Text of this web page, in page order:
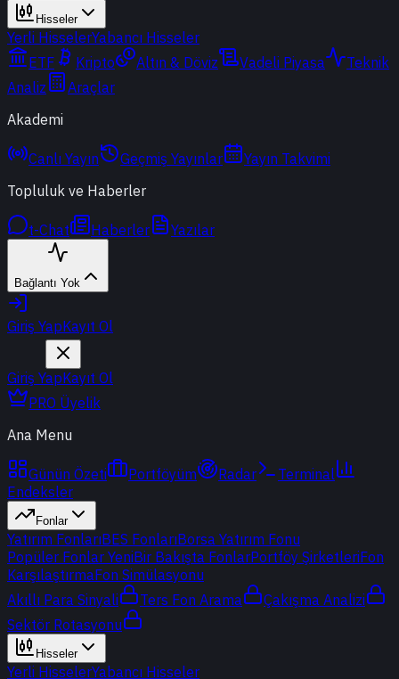
Hisseler
Yerli HisselerYabancı Hisseler
ETF
Kripto Altın & Döviz Vadeli Piyasa
Teknik
Analiz
Araçlar
Akademi
Canlı Yayın Geçmiş Yayınlar
Yayın Takvimi
Topluluk ve Haberler
t-Chat Haberler Yazılar
Bağlantı Yok
Giriş YapKayıt Ol
Giriş YapKayıt Ol
PRO Üyelik
Ana Menu
Günün Özeti Portföyüm Radar
Terminal
Endeksler
Fonlar
Yatırım FonlarıBES FonlarıBorsa Yatırım Fonu
Popüler Fonlar YeniBir Bakışta FonlarPortföy ŞirketleriFon
KarşılaştırmaFon Simülasyonu
Akıllı Para Sinyali
Ters Fon Arama
Çakışma Analizi
Sektör Rotasyonu
Hisseler
Yerli HisselerYabancı Hisseler